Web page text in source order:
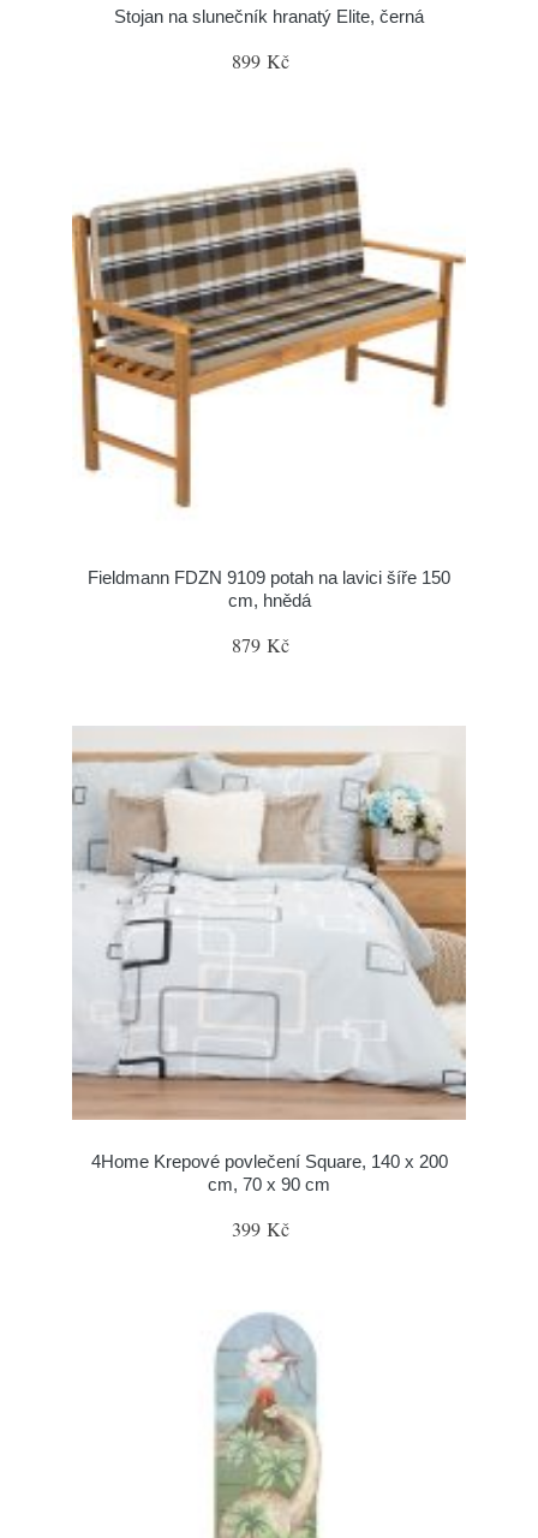
Stojan na slunečník hranatý Elite, černá
899 Kč
Fieldmann FDZN 9109 potah na lavici šíře 150
cm, hnědá
879 Kč
4Home Krepové povlečení Square, 140 x 200
cm, 70 x 90 cm
399 Kč